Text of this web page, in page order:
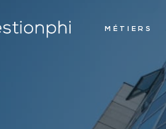
MÉTIERS